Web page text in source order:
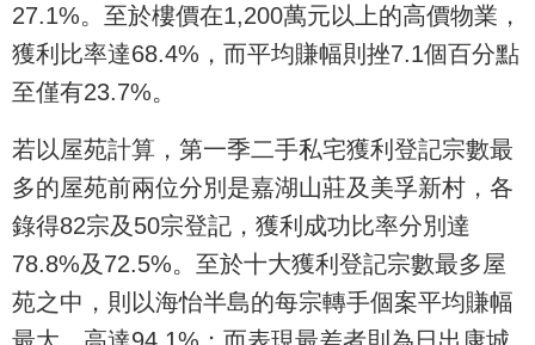
27.1%。至於樓價在1,200萬元以上的高價物業，
獲利比率達68.4%，而平均賺幅則挫7.1個百分點
至僅有23.7%。
若以屋苑計算，第一季二手私宅獲利登記宗數最
多的屋苑前兩位分別是嘉湖山莊及美孚新村，各
錄得82宗及50宗登記，獲利成功比率分別達
78.8%及72.5%。至於十大獲利登記宗數最多屋
苑之中，則以海怡半島的每宗轉手個案平均賺幅